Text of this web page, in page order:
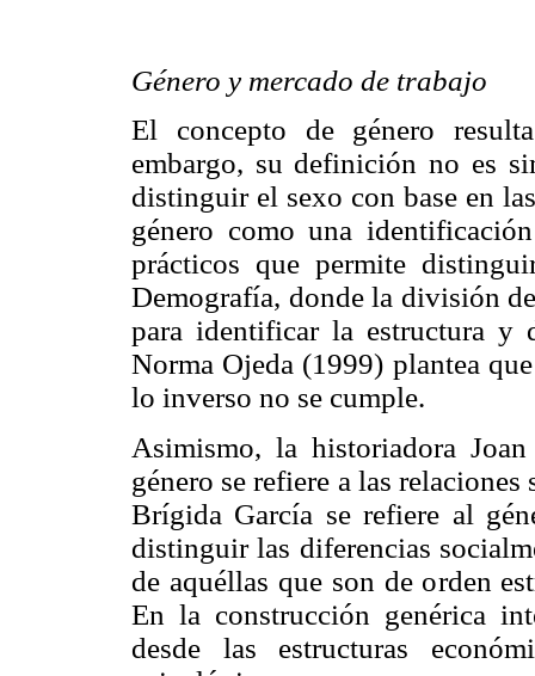
Género y mercado de trabajo
El concepto de género
embargo, su definición no es
distinguir el sexo con base en
género como una
prácticos que permite
Demografía, donde la división
para identificar la estructura y
Norma Ojeda (1999) plantea
lo inverso no se cumple.
Asimismo, la historiadora
género se refiere a las
Brígida García se refiere al
distinguir las diferencias
de aquéllas que son de orden
En la construcción genérica
desde las estructuras